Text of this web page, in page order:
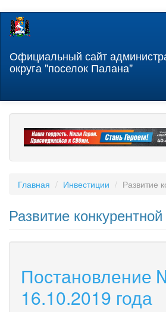
Перейти
содержанию
Официальный сайт
округа "поселок Палана"
Главная Инвестиции Развитие
Развитие
Постановление
16.10.2019 года